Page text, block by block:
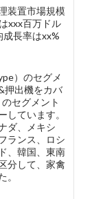
装置市場規模
xxx百万ドル
長率はxx%
）のセグメ
押出機をカバ
セグメント
しています。
ダ、メキシ
ランス、ロシ
、韓国、東南
分して、家禽
。